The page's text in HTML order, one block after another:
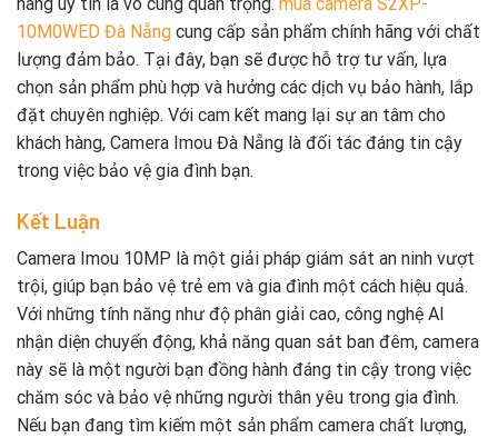
10M0WED Đà Nẵng cung cấp sản phẩm chính hãng với chất
lượng đảm bảo. Tại đây, bạn sẽ được hỗ trợ tư vấn, lựa
chọn sản phẩm phù hợp và hưởng các dịch vụ bảo hành, lắp
đặt chuyên nghiệp. Với cam kết mang lại sự an tâm cho
khách hàng, Camera Imou Đà Nẵng là đối tác đáng tin cậy
trong việc bảo vệ gia đình bạn.
Kết Luận
Camera Imou 10MP là một giải pháp giám sát an ninh vượt
trội, giúp bạn bảo vệ trẻ em và gia đình một cách hiệu quả.
Với những tính năng như độ phân giải cao, công nghệ AI
nhận diện chuyển động, khả năng quan sát ban đêm, camera
này sẽ là một người bạn đồng hành đáng tin cậy trong việc
chăm sóc và bảo vệ những người thân yêu trong gia đình.
Nếu bạn đang tìm kiếm một sản phẩm camera chất lượng,